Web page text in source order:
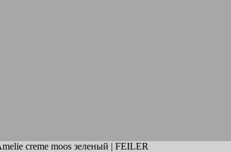
creme moos зеленый | FEILER